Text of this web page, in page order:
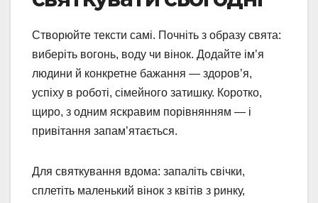
Створюйте тексти самі. Почніть з образу свята:
виберіть вогонь, воду чи вінок. Додайте ім’я
людини й конкретне бажання — здоров’я,
успіху в роботі, сімейного затишку. Коротко,
щиро, з одним яскравим порівнянням — і
привітання запам’ятається.
Для святкування вдома: запаліть свічки,
сплетіть маленький вінок з квітів з ринку,